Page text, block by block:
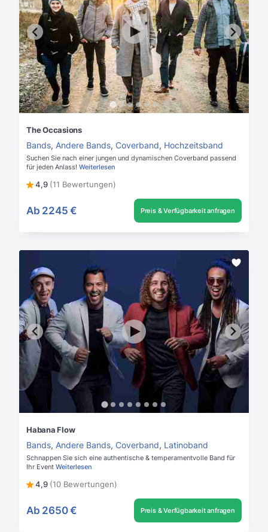
The Occasions
Bands, Andere Bands, Coverband, Hochzeitsband
Suchen Sie nach einer jungen und dynamischen Coverband passend
für jeden Anlass! Weiterlesen
4,9 (11 Bewertungen)
Ab 2245 € Preis & Verfügbarkeit anfragen
Habana Flow
Bands, Andere Bands, Coverband, Latinoband
Schnappen Sie sich eine authentische & temperamentvolle Band für
Ihr Event Weiterlesen
4,9 (10 Bewertungen)
Ab 2650 € Preis & Verfügbarkeit anfragen